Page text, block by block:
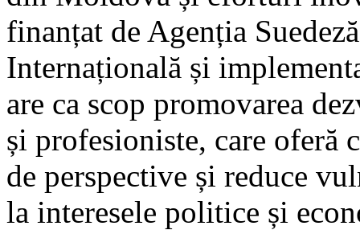
finanțat de Agenția
Internațională și
are ca scop promovarea
și profesioniste, care oferă
de perspective și reduce
la interesele politice și